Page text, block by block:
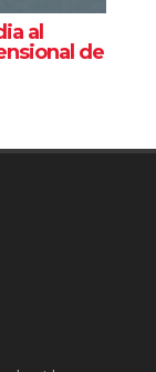
al
de